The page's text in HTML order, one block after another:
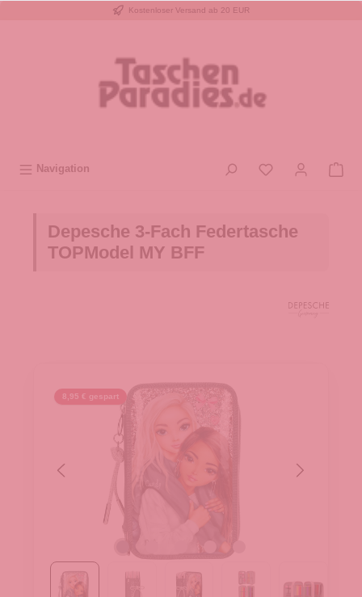
Kostenloser Versand ab 20 EUR
Navigation
Depesche 3-Fach Federtasche
TOPModel MY BFF
8,95 € gespart